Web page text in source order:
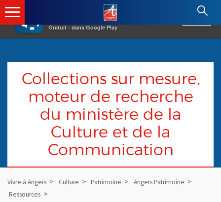
×
Gratuit - dans Google Play
Angers.fr : Retour à l'accueil
Collections sur mesure,
moteur de recherche
du ministère de la
Culture et de la
Communication
Vivre à Angers Culture Patrimoine
Angers Patrimoine
Ressources